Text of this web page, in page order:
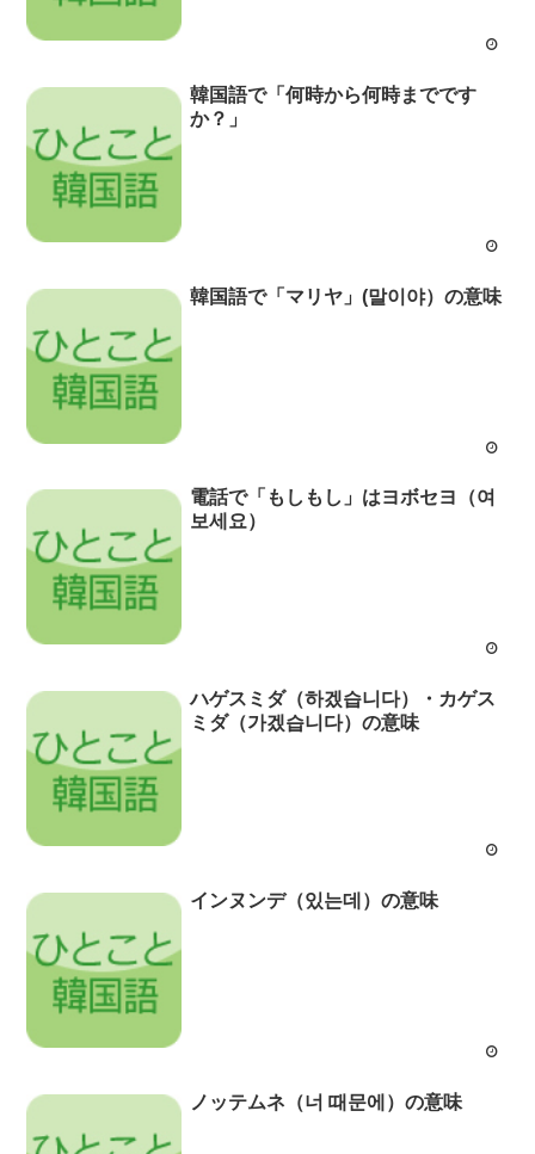
韓国語で「何時から何時までです
か？」
韓国語で「マリヤ」(말이야）の意味
電話で「もしもし」はヨボセヨ（여
보세요）
ハゲスミダ（하겠습니다）・カゲス
ミダ（가겠습니다）の意味
インヌンデ（있는데）の意味
ノッテムネ（너 때문에）の意味